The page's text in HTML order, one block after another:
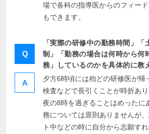
場で各科の指導医からのフィー
もできます。
Q
「実際の研修中の勤務時間」「
制」「勤務の場合は何時から何
務」しているのかを具体的に教
A
夕方6時頃には殆どの研修医が帰
検査などで長引くことが時折あ
夜の8時を過ぎることはめったに
務については原則ありませんが
ト中などの時に自分から志願す